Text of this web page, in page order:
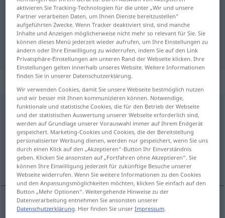
für "traditionell"
"traditionell" Slowenisch
Übersetzung
„traditionell“
traditionell
Übersicht aller Übersetzungen
(Für mehr Details die Übersetzung anklicken/antippen)
tradicionálen
tradicionálen traditionell
aktivieren Sie Tracking-Technologien für die unter „Wir und unsere
Partner verarbeiten Daten, um Ihnen Dienste bereitzustellen“
aufgeführten Zwecke. Wenn Tracker deaktiviert sind, sind manche
Inhalte und Anzeigen möglicherweise nicht mehr so relevant für Sie. Sie
können dieses Menü jederzeit wieder aufrufen, um Ihre Einstellungen zu
ändern oder Ihre Einwilligung zu widerrufen, indem Sie auf den Link
Privatsphäre-Einstellungen am unteren Rand der Webseite klicken. Ihre
Einstellungen gelten innerhalb unseres Website. Weitere Informationen
finden Sie in unserer Datenschutzerklärung.
Wir verwenden Cookies, damit Sie unsere Webseite bestmöglich nutzen
und wir besser mit Ihnen kommunizieren können. Notwendige,
funktionale und statistische Cookies, die für den Betrieb der Webseite
und der statistischen Auswertung unserer Webseite erforderlich sind,
werden auf Grundlage unserer Vorauswahl immer auf Ihrem Endgerät
gespeichert. Marketing-Cookies und Cookies, die der Bereitstellung
personalisierter Werbung dienen, werden nur gespeichert, wenn Sie uns
durch einen Klick auf den „Akzeptieren“-Button Ihr Einverständnis
geben. Klicken Sie ansonsten auf „Fortfahren ohne Akzeptieren“. Sie
können Ihre Einwilligung jederzeit für zukünftige Besuche unserer
Webseite widerrufen. Wenn Sie weitere Informationen zu den Cookies
und den Anpassungsmöglichkeiten möchten, klicken Sie einfach auf den
Button „Mehr Optionen“. Weitergehende Hinweise zu der
Datenverarbeitung entnehmen Sie ansonsten unserer
Datenschutzerklärung. Hier finden Sie unserImpressum.